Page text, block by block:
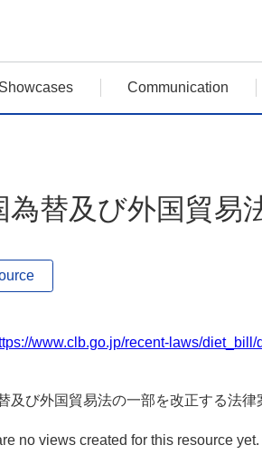
Showcases Communication
為替及び外国貿易
www.clb.go.jp/recent-laws/
及び外国貿易法の一部を改正する法律
no views created for this resource yet.